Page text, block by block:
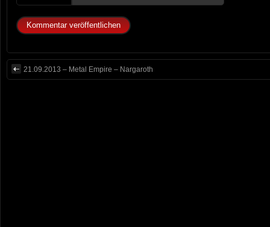
21.09.2013 – Metal Empire – Nargaroth